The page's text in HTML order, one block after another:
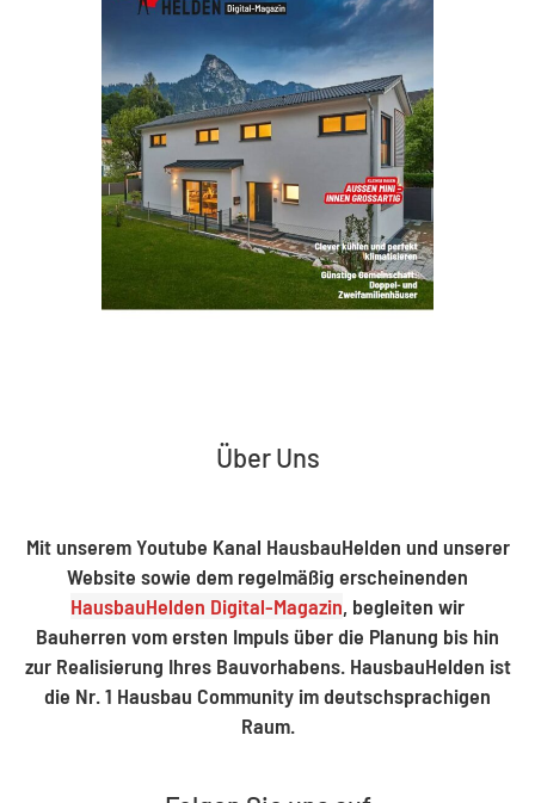
Über Uns
Mit unserem Youtube Kanal HausbauHelden und unserer
Website sowie dem regelmäßig erscheinenden
HausbauHelden Digital-Magazin, begleiten wir
Bauherren vom ersten Impuls über die Planung bis hin
zur Realisierung Ihres Bauvorhabens. HausbauHelden ist
die Nr. 1 Hausbau Community im deutschsprachigen
Raum.